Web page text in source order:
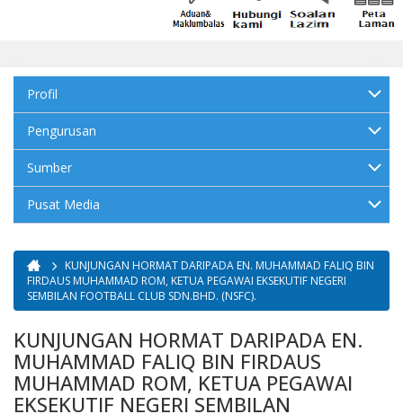
Profil
Pengurusan
Sumber
Pusat Media
Anda di sini
KUNJUNGAN HORMAT DARIPADA EN. MUHAMMAD FALIQ BIN
FIRDAUS MUHAMMAD ROM, KETUA PEGAWAI EKSEKUTIF NEGERI
SEMBILAN FOOTBALL CLUB SDN.BHD. (NSFC).
KUNJUNGAN HORMAT DARIPADA EN.
MUHAMMAD FALIQ BIN FIRDAUS
MUHAMMAD ROM, KETUA PEGAWAI
EKSEKUTIF NEGERI SEMBILAN